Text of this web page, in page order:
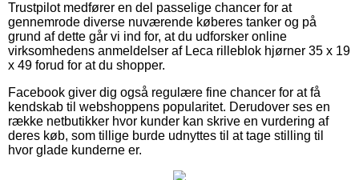
Trustpilot medfører en del passelige chancer for at
gennemrode diverse nuværende køberes tanker og på
grund af dette går vi ind for, at du udforsker online
virksomhedens anmeldelser af Leca rilleblok hjørner 35 x 19
x 49 forud for at du shopper.
Facebook giver dig også regulære fine chancer for at få
kendskab til webshoppens popularitet. Derudover ses en
række netbutikker hvor kunder kan skrive en vurdering af
deres køb, som tillige burde udnyttes til at tage stilling til
hvor glade kunderne er.